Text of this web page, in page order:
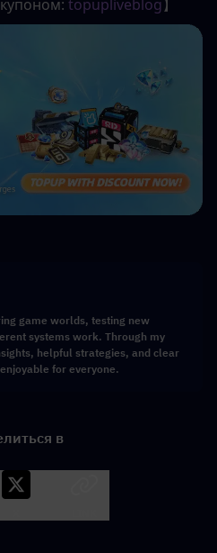
купоном: topupliveblog】
game worlds, testing new
systems work. Through my
helpful strategies, and clear
for everyone.
в